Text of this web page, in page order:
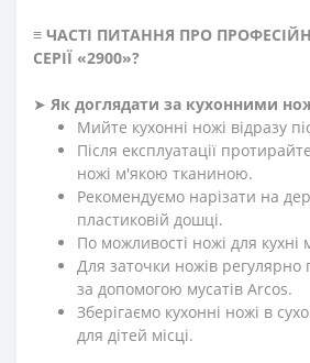
≡ ЧАСТІ ПИТАННЯ ПРО
СЕРІЇ «2900»?
➤ Як доглядати за кухонними
Мийте кухонні ножі відразу
Після експлуатації
ножі м'якою тканиною.
Рекомендуємо нарізати на
пластиковій дошці.
По можливості ножі для кухні
Для заточки ножів регулярно
за допомогою мусатів Arcos.
Зберігаємо кухонні ножі в
для дітей місці.